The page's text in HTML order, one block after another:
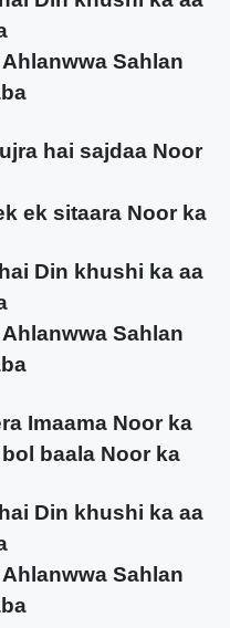
Sahlan
hai sajdaa Noor
ek sitaara Noor ka
Din khushi ka aa
Sahlan
Imaama Noor ka
baala Noor ka
Din khushi ka aa
Sahlan